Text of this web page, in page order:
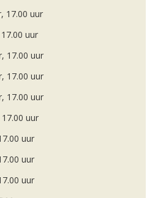
17.00 uur
uur
17.00 uur
17.00 uur
17.00 uur
uur
uur
uur
uur